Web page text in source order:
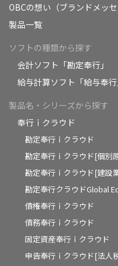
OBCの想い（ブランドメッセ
製品一覧
ソフトの種類から探す
会計ソフト「勘定奉行」
給与計算ソフト「給与奉行
製品名・シリーズから探す
奉行ｉクラウド
勘定奉行ｉクラウド
勘定奉行ｉクラウド[個別
勘定奉行ｉクラウド[建設
勘定奉行クラウドGlobal
債権奉行ｉクラウド
債務奉行ｉクラウド
固定資産奉行ｉクラウド
申告奉行ｉクラウド[法人